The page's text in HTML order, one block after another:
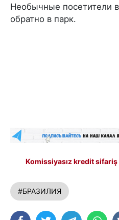
Необычные посетители
обратно в парк.
Komissiyasız kredit sifariş
#БРАЗИЛИЯ